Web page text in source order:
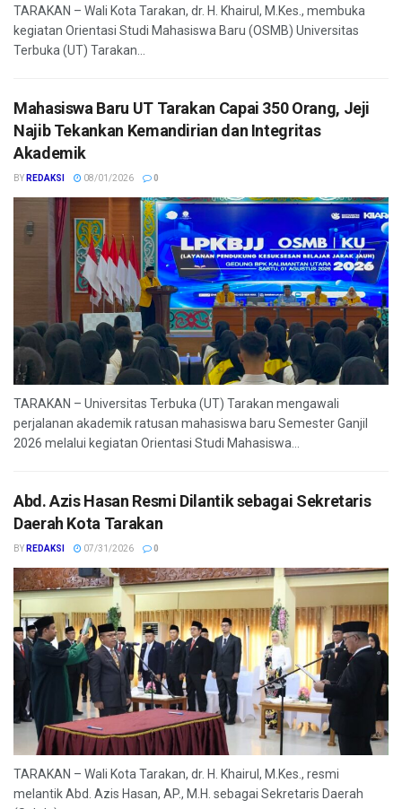
TARAKAN – Wali Kota Tarakan, dr. H. Khairul, M.Kes., membuka
kegiatan Orientasi Studi Mahasiswa Baru (OSMB) Universitas
Terbuka (UT) Tarakan...
Mahasiswa Baru UT Tarakan Capai 350 Orang, Jeji
Najib Tekankan Kemandirian dan Integritas
Akademik
BY REDAKSI 08/01/2026 0
TARAKAN – Universitas Terbuka (UT) Tarakan mengawali
perjalanan akademik ratusan mahasiswa baru Semester Ganjil
2026 melalui kegiatan Orientasi Studi Mahasiswa...
Abd. Azis Hasan Resmi Dilantik sebagai Sekretaris
Daerah Kota Tarakan
BY REDAKSI 07/31/2026 0
TARAKAN – Wali Kota Tarakan, dr. H. Khairul, M.Kes., resmi
melantik Abd. Azis Hasan, AP., M.H. sebagai Sekretaris Daerah